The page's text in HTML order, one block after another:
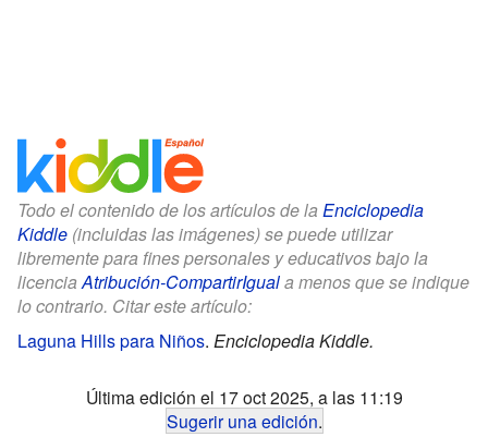
Todo el contenido de los artículos de la Enciclopedia
Kiddle (incluidas las imágenes) se puede utilizar
libremente para fines personales y educativos bajo la
licenciaAtribución-CompartirIguala menos que se indique
lo contrario. Citar este artículo:
Laguna Hills para Niños. Enciclopedia Kiddle.
Última edición el 17 oct 2025, a las 11:19
Sugerir una edición.